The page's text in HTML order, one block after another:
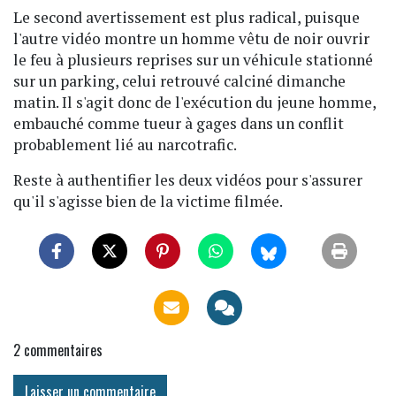
Le second avertissement est plus radical, puisque
l'autre vidéo montre un homme vêtu de noir ouvrir
le feu à plusieurs reprises sur un véhicule stationné
sur un parking, celui retrouvé calciné dimanche
matin. Il s'agit donc de l'exécution du jeune homme,
embauché comme tueur à gages dans un conflit
probablement lié au narcotrafic.
Reste à authentifier les deux vidéos pour s'assurer
qu'il s'agisse bien de la victime filmée.
2 commentaires
Laisser un commentaire